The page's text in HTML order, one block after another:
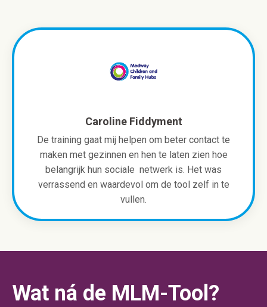
Caroline Fiddyment
De training gaat mij helpen om beter contact te
maken met gezinnen en hen te laten zien hoe
belangrijk hun sociale netwerk is. Het was
verrassend en waardevol om de tool zelf in te
vullen.
Wat ná de MLM-Tool?